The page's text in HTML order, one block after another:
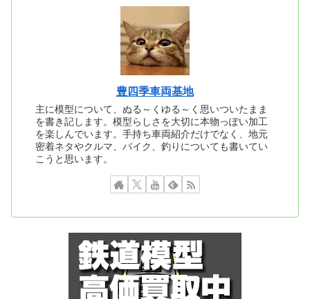
豊四季車両基地
主に模型について、ぬる～くゆる～く思いついたまま
を書き記します。模型らしさを大切に本物っぽい加工
を楽しんでいます。手持ち車両紹介だけでなく、地元
密着ネタやクルマ、バイク、釣りについても書いてい
こうと思います。